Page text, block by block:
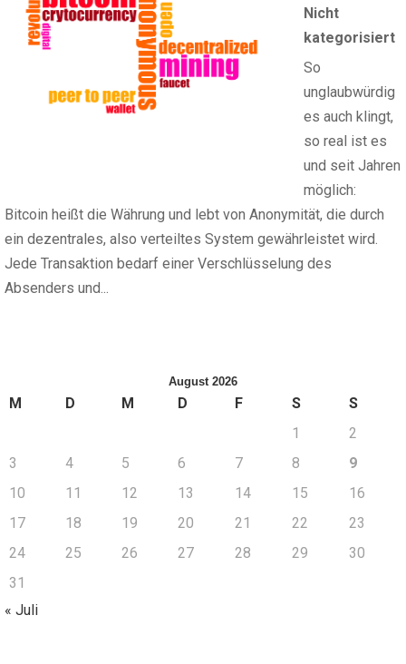
Nicht
kategorisiert
So
unglaubwürdig
es auch klingt,
so real ist es
und seit Jahren
möglich:
Bitcoin heißt die Währung und lebt von Anonymität, die durch
ein dezentrales, also verteiltes System gewährleistet wird.
Jede Transaktion bedarf einer Verschlüsselung des
Absenders und...
August 2026
M D M D F S
S
1
2
3
4 5 6 7 8
9
10
11 12 13 14 15
16
17
18 19 20 21 22
23
24
25 26 27 28 29
30
31
« Juli